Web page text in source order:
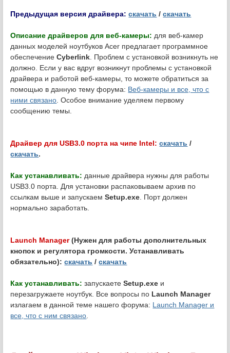
Предыдущая версия драйвера: скачать /скачать
Описание драйверов для веб-камеры: для веб-камер
данных моделей ноутбуков Acer предлагает программное
обеспечениеCyberlink . Проблем с установкой возникнуть не
должно. Если у вас вдруг возникнут проблемы с установкой
драйвера и работой веб-камеры, то можете обратиться за
помощью в данную тему форума: Веб-камеры и все, что с
ними связано . Особое внимание уделяем первому
сообщению темы.
Драйвер для USB3.0 порта на чипе Intel: скачать /
скачать.
Как устанавливать: данные драйвера нужны для работы
USB3.0 порта. Для установки распаковываем архив по
ссылкам выше и запускаемSetup.exe . Порт должен
нормально заработать.
Launch Manager(Нужен для работы дополнительных
кнопок и регулятора громкости. Устанавливать
обязательно):скачать /скачать
Как устанавливать: запускаетеSetup.exe и
перезагружаете ноутбук. Все вопросы по Launch Manager
излагаем в данной теме нашего форума: Launch Manager и
все, что с ним связано